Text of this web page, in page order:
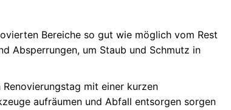
Bereiche so gut wie möglich vom Rest
Absperrungen, um Staub und Schmutz in
mit einer kurzen
aufräumen und Abfall entsorgen sorgen